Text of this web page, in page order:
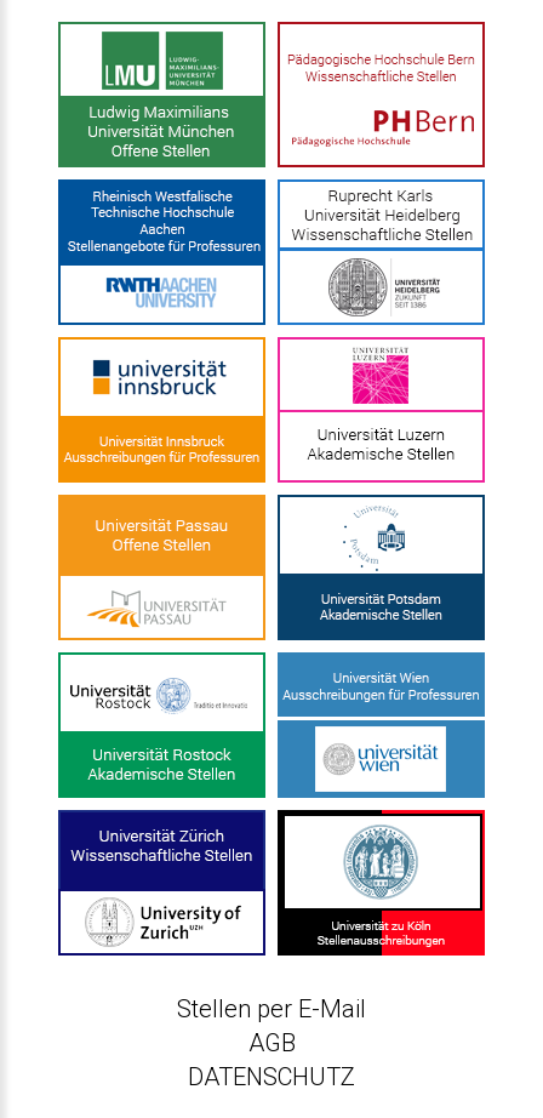
Stellen per E-Mail
AGB
DATENSCHUTZ